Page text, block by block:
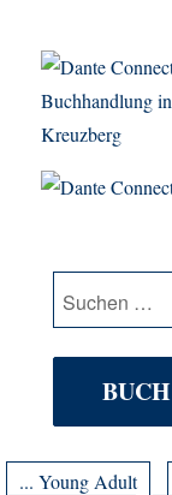
Dante
Suche
nach:
... Young Adult